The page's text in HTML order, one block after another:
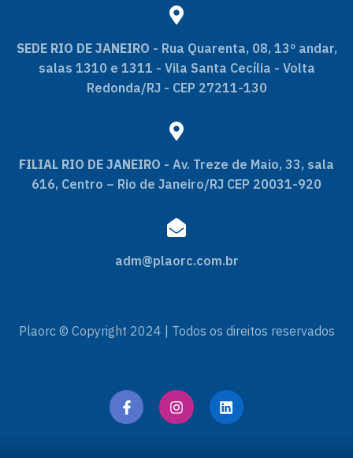
SEDE RIO DE JANEIRO - Rua Quarenta, 08, 13º andar,
salas 1310 e 1311 - Vila Santa Cecília - Volta
Redonda/RJ - CEP 27211-130
FILIAL RIO DE JANEIRO - Av. Treze de Maio, 33, sala
616, Centro – Rio de Janeiro/RJ CEP 20031-920
adm@plaorc.com.br
Plaorc © Copyright 2024 | Todos os direitos reservados